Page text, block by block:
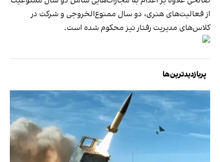
از فعالیت‌های هنری، دو سال ممنوع‌الخروجی و شرکت در
کلاس‌های مدیریت رفتار نیز محکوم شده است.
پربازدیدترین‌ها